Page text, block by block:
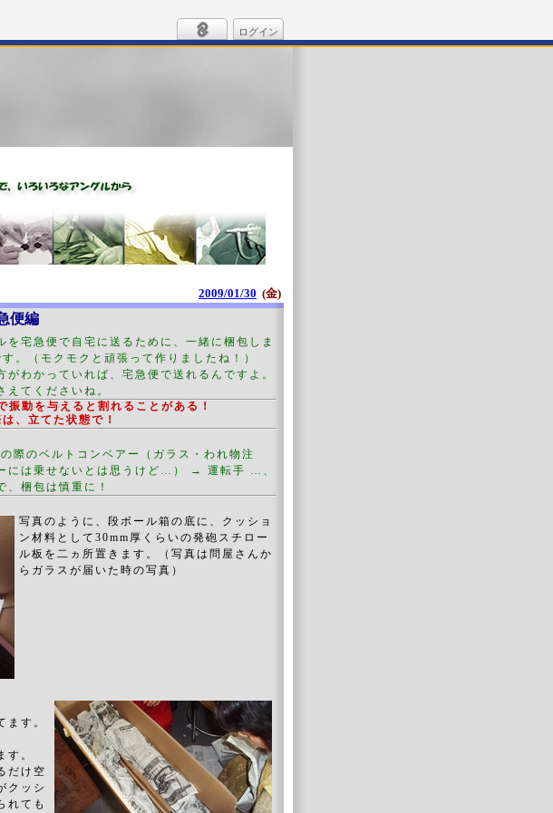
ログイン
2009/01/30 (金)
便編
宅急便で自宅に送るために、一緒に梱包しま
。（モクモクと頑張って作りましたね！）
わかっていれば、宅急便で送れるんですよ。
てくださいね。
振動を与えると割れることがある！
、立てた状態で！
のベルトコンベアー（ガラス・われ物注
には乗せないとは思うけど…） → 運転手 …、
、梱包は慎重に！
写真のように、段ボール箱の底に、クッショ
ン材料として30mm厚くらいの発砲スチロー
ル板を二ヵ所置きます。（写真は問屋さんか
らガラスが届いた時の写真）
ます。
す。
だけ空
クッシ
れても